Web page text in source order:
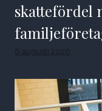
skattefördel
6 augusti 2026